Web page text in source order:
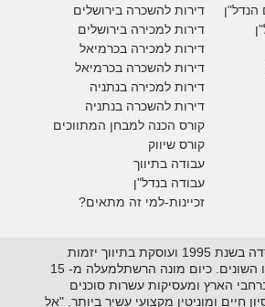
דירות להשכרה בירושלים
דירות למכירה בירושלים
דירות למכירה בכרמיאל
דירות להשכרה בכרמיאל
דירות למכירה בנתניה
דירות להשכרה בנתניה
קורס הכנה למבחן המתווכים
קורס שיווק
עבודה בתיווך
עבודה בנדל"ן
זכיינות-למי זה מתאים?
רשת "אל-הנכס" נוסדה בשנת 1995 ועוסקת בתיווך יזמות
ושיווק נדל"ן על סוגיו השונים. כיום מונה הרשתלמעלה מ- 15
הארץ ומעסיקות עשרות סוכנים
חיים ומוניטין מקצועי עשיר ביותר. "אל